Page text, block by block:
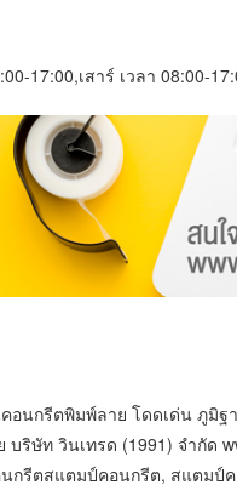
17:00,เสาร์ เวลา 08:00-
นกรีตพิมพ์ลาย โดดเด่น ภูมิ
ริษัท วินเทรด (1991) จำกัด
กรีตสแตมป์คอนกรีต, สแตมป์